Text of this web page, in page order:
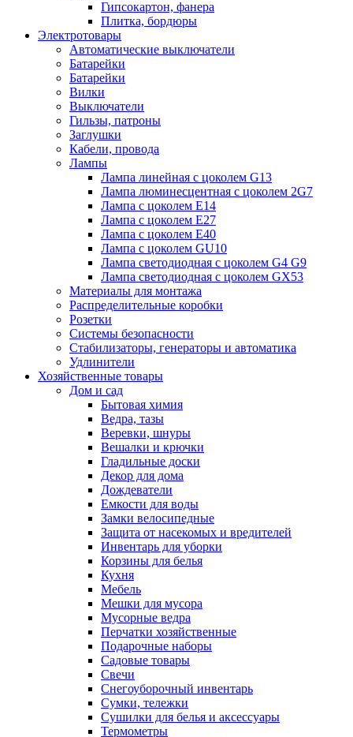
Гипсокартон, фанера
Плитка, бордюры
Электротовары
Автоматические выключатели
Батарейки
Батарейки
Вилки
Выключатели
Гильзы, патроны
Заглушки
Кабели, провода
Лампы
Лампа линейная с цоколем G13
Лампа люминесцентная с цоколем 2G7
Лампа с цоколем E14
Лампа с цоколем E27
Лампа с цоколем E40
Лампа с цоколем GU10
Лампа светодиодная с цоколем G4 G9
Лампа светодиодная с цоколем GX53
Материалы для монтажа
Распределительные коробки
Розетки
Системы безопасности
Стабилизаторы, генераторы и автоматика
Удлинители
Хозяйственные товары
Дом и сад
Бытовая химия
Ведра, тазы
Веревки, шнуры
Вешалки и крючки
Гладильные доски
Декор для дома
Дождеватели
Емкости для воды
Замки велосипедные
Защита от насекомых и вредителей
Инвентарь для уборки
Корзины для белья
Кухня
Мебель
Мешки для мусора
Мусорные ведра
Перчатки хозяйственные
Подарочные наборы
Садовые товары
Свечи
Снегоуборочный инвентарь
Сумки, тележки
Сушилки для белья и аксессуары
Термометры